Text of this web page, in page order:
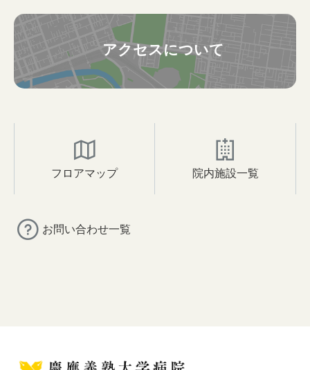
アクセスについて
フロアマップ 院内施設一覧
お問い合わせ一覧